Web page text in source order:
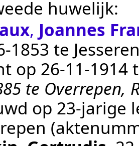
huwelijk:
, Joannes
te
op 26‑11‑1914
te Overrepen,
op 23-jarige